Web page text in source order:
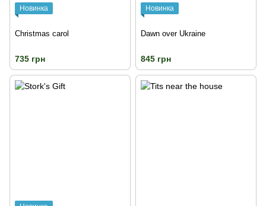
Новинка
Christmas carol
735 грн
Новинка
Dawn over Ukraine
845 грн